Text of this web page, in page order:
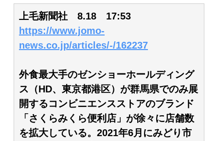
上毛新聞社 8.18 17:53
https://www.jomo-
news.co.jp/articles/-/162237
外食最大手のゼンショーホールディング
ス（HD、東京都港区）が群馬県でのみ展
開するコンビニエンスストアのブランド
「さくらみくら便利店」が徐々に店舗数
を拡大している。2021年6月にみどり市